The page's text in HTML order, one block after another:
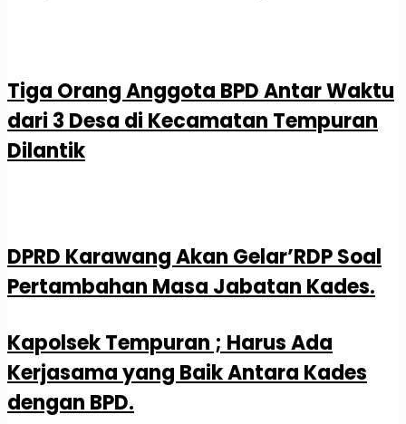
Tiga Orang Anggota BPD Antar Waktu
dari 3 Desa di Kecamatan Tempuran
Dilantik
DPRD Karawang Akan Gelar’RDP Soal
Pertambahan Masa Jabatan Kades.
Kapolsek Tempuran ; Harus Ada
Kerjasama yang Baik Antara Kades
dengan BPD.